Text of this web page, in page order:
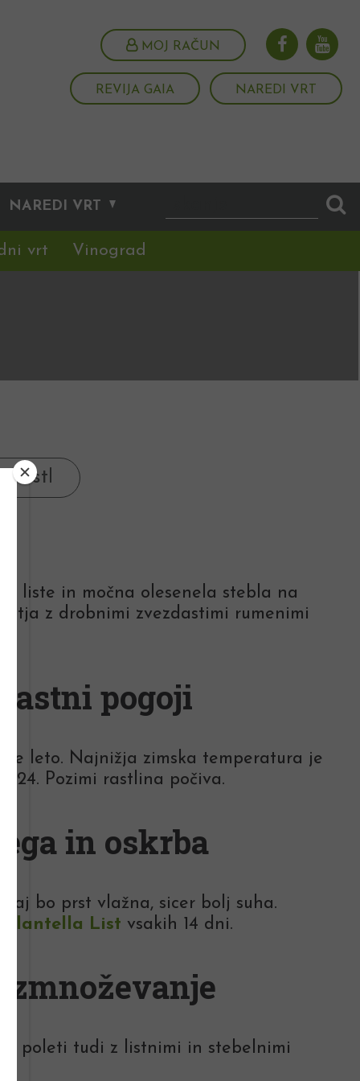
MOJ RAČUN
REVIJA GAIA NAREDI VRT
NAREDI VRT
vrt Vinograd
liste in močna olesenela stebla na
z drobnimi zvezdastimi rumenimi
Rastni pogoji
vse leto. Najnižja zimska temperatura je
24. Pozimi rastlina počiva.
Nega in oskrba
naj bo prst vlažna, sicer bolj suha.
Plantella List vsakih 14 dni.
in poleti tudi z listnimi in stebelnimi